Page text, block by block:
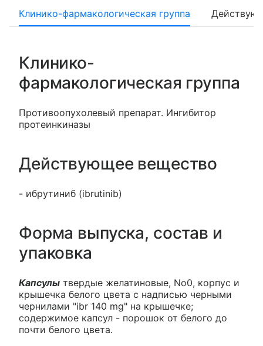
Клинико-фармакологическая группа
Клинико-
фармакологическая группа
Противоопухолевый препарат. Ингибитор
протеинкиназы
Действующее вещество
- ибрутиниб (ibrutinib)
Форма выпуска, состав и
упаковка
Капсулы твердые желатиновые, No0, корпус и
крышечка белого цвета с надписью черными
чернилами "ibr 140 mg" на крышечке;
содержимое капсул - порошок от белого до
почти белого цвета.